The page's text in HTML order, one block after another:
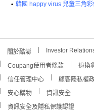
• 韓國 happy virus 兒童三角
關於酷澎 Investor
Coupang使用者條款
退換
信任管理中心
顧客隱私權
安心購物
資訊安全
資訊安全及隱私保護認證